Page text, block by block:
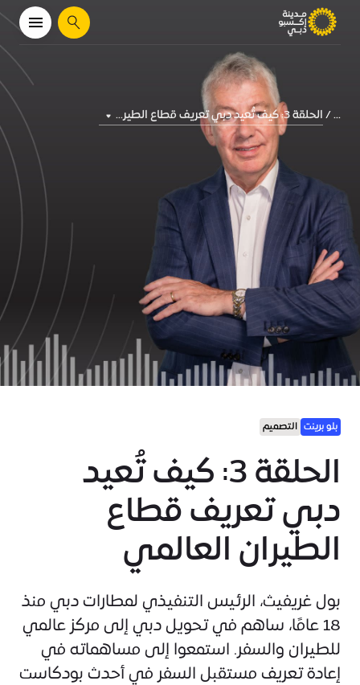
يبحث
... الحلقة 3: كيف تُعيد دبي تعريف قطاع الطير...
بلو برينت التصميم
الحلقة 3: كيف تُعيد
دبي تعريف قطاع
الطيران العالمي
بول غريفيث، الرئيس التنفيذي لمطارات دبي منذ
18 عامًا، ساهم في تحويل دبي إلى مركز عالمي
للطيران والسفر. استمعوا إلى مساهماته في
إعادة تعريف مستقبل السفر في أحدث بودكاست